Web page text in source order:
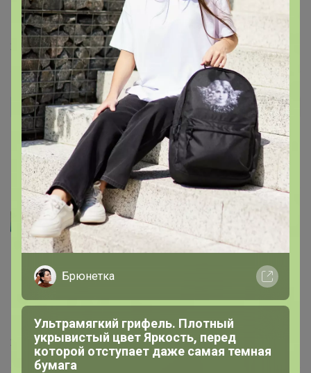
22 января, 2026 13:38
Липушка Автор уже получил заказ!
Все хорошо упаковано, спасибо огромное!
15 декабря, 2025 14:05
Артемида
читать такие отзывы! Приходите за добавкой
25 марта, 2025 10:02
Брюнетка
Ультрамягкий грифель. Плотный
укрывистый цвет Яркость, перед
которой отступает даже самая темная
бумага